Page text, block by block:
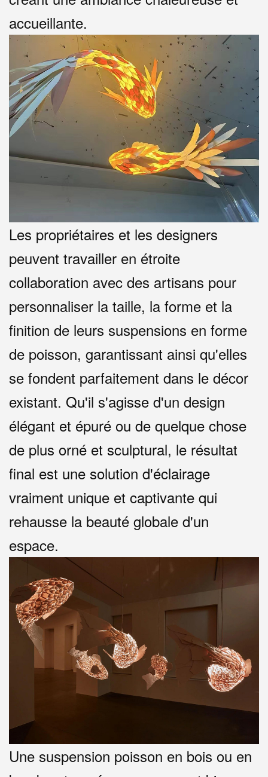
accueillante.
Les propriétaires et les designers
peuvent travailler en étroite
collaboration avec des artisans pour
personnaliser la taille, la forme et la
finition de leurs suspensions en forme
de poisson, garantissant ainsi qu'elles
se fondent parfaitement dans le décor
existant. Qu'il s'agisse d'un design
élégant et épuré ou de quelque chose
de plus orné et sculptural, le résultat
final est une solution d'éclairage
vraiment unique et captivante qui
rehausse la beauté globale d'un
espace.
Une suspension poisson en bois ou en